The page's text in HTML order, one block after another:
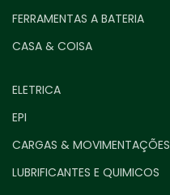
FERRAMENTAS A BATERIA
CASA & COISA
ELETRICA
EPI
CARGAS & MOVIMENTAÇÕES
LUBRIFICANTES E QUIMICOS